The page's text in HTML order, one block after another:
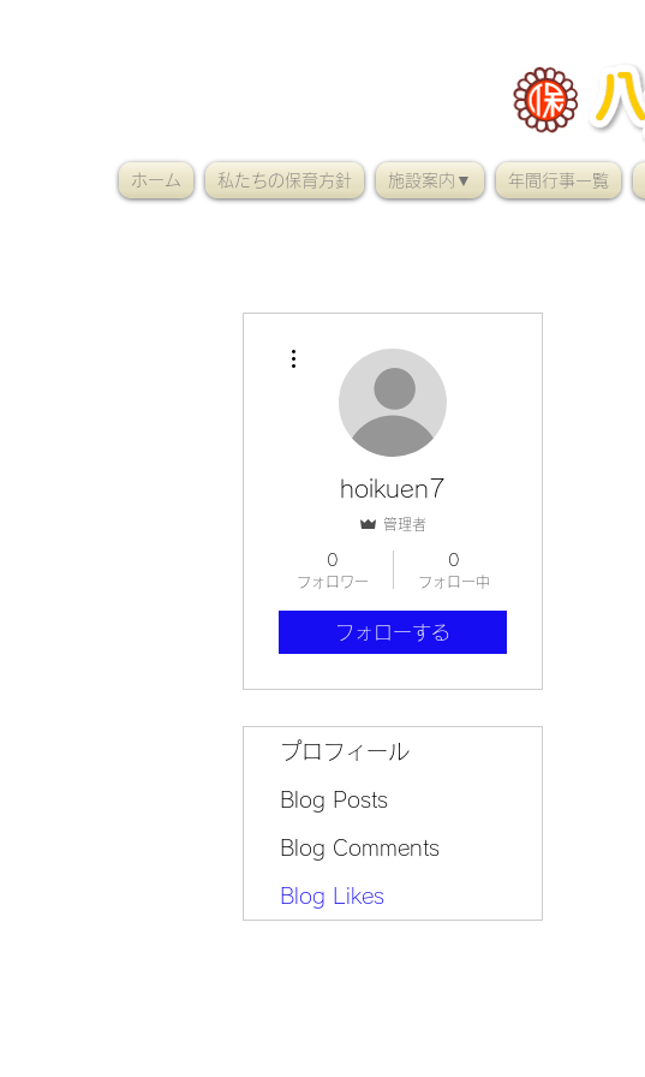
ホーム 私たちの保育方針 施設案内▼ 年間行事一覧
hoikuen7
管理者
0
フォロワー
0
フォロー中
フォローする
プロフィール
Blog Posts
Blog Comments
Blog Likes